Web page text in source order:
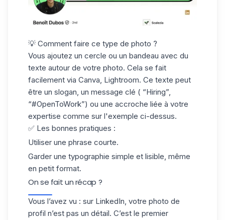
💡 Comment faire ce type de photo ?
Vous ajoutez un cercle ou un bandeau avec du
texte autour de votre photo. Cela se fait
facilement via Canva, Lightroom. Ce texte peut
être un slogan, un message clé ( “Hiring”,
“#OpenToWork”) ou une accroche liée à votre
expertise comme sur l'exemple ci-dessus.
✅ Les bonnes pratiques :
Utiliser une phrase courte.
Garder une typographie simple et lisible, même
en petit format.
On se fait un récap ?
Vous l’avez vu : sur LinkedIn, votre photo de
profil n’est pas un détail. C’est le premier